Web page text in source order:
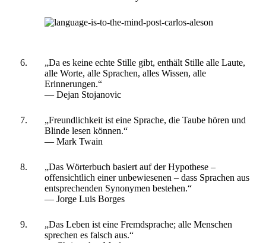
„Da es keine echte Stille gibt, enthält Stille alle Laute,
alle Worte, alle Sprachen, alles Wissen, alle
Erinnerungen.“
― Dejan Stojanovic
„Freundlichkeit ist eine Sprache, die Taube hören und
Blinde lesen können.“
― Mark Twain
„Das Wörterbuch basiert auf der Hypothese –
offensichtlich einer unbewiesenen – dass Sprachen aus
entsprechenden Synonymen bestehen.“
― Jorge Luis Borges
„Das Leben ist eine Fremdsprache; alle Menschen
sprechen es falsch aus.“